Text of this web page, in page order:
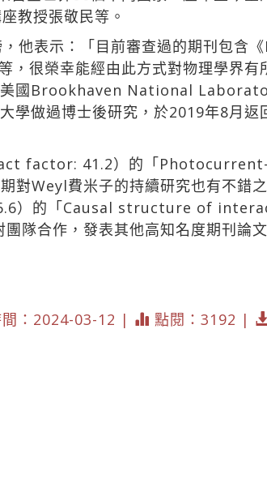
教授張敬民等。
他表示：「目前審查過的期刊包含
很榮幸能經由此方式對物理學界有
美國Brookhaven National
學做過博士後研究，於2019年8月返
factor: 41.2）的「
費米子的持續研究也有不錯之
）的「Causal structure of
合作，發表其他高知名度期刊論文
間：2024-03-12 | 點閱：3192 |